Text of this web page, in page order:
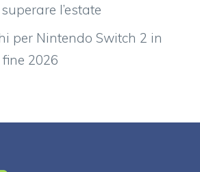
l’estate
per Nintendo Switch 2 in
2026